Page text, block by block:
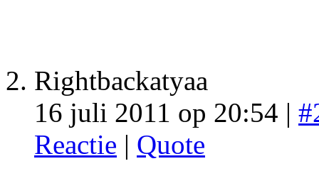
Rightbackatyaa
16 juli 2011 op 20:54 |
Reactie | Quote